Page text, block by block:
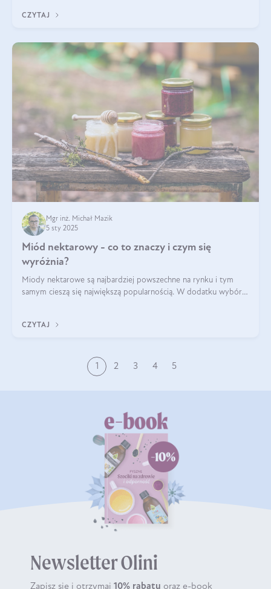
CZYTAJ
Mgr inż. Michał Mazik
5 sty 2025
Miód nektarowy - co to znaczy i czym się
wyróżnia?
Miody nektarowe są najbardziej powszechne na rynku i tym
samym cieszą się największą popularnością. W dodatku wybór
CZYTAJ
1 2 3 4 5
Newsletter Olini
Zapisz się i otrzymaj 10% rabatu oraz e-book